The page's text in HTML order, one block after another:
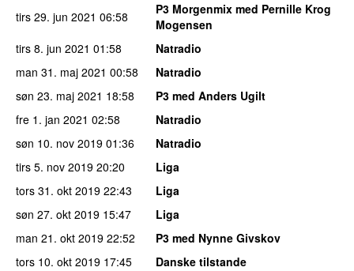
tirs 29. jun 2021 06:58
P3 Morgenmix med Pernille Krog
Mogensen
tirs 8. jun 2021 01:58
Natradio
man 31. maj 2021 00:58
Natradio
søn 23. maj 2021 18:58
P3 med Anders Ugilt
fre 1. jan 2021 02:58
Natradio
søn 10. nov 2019 01:36
Natradio
tirs 5. nov 2019 20:20
Liga
tors 31. okt 2019 22:43
Liga
søn 27. okt 2019 15:47
Liga
man 21. okt 2019 22:52
P3 med Nynne Givskov
tors 10. okt 2019 17:45
Danske tilstande